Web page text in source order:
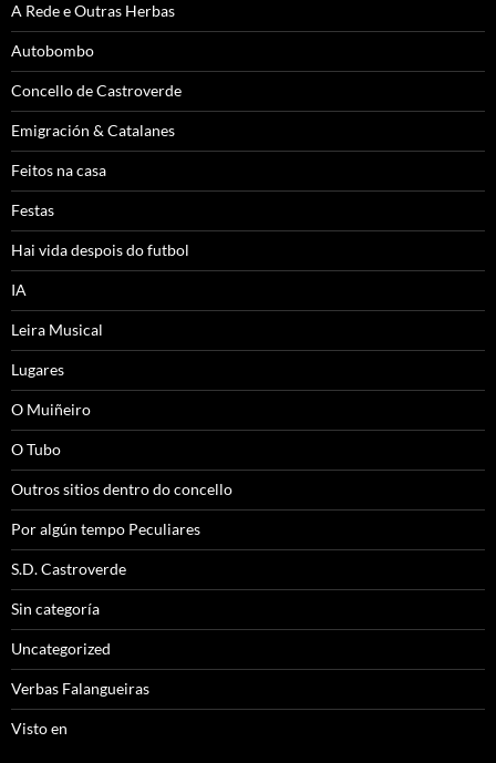
A Rede e Outras Herbas
Autobombo
Concello de Castroverde
Emigración & Catalanes
Feitos na casa
Festas
Hai vida despois do futbol
IA
Leira Musical
Lugares
O Muiñeiro
O Tubo
Outros sitios dentro do concello
Por algún tempo Peculiares
S.D. Castroverde
Sin categoría
Uncategorized
Verbas Falangueiras
Visto en